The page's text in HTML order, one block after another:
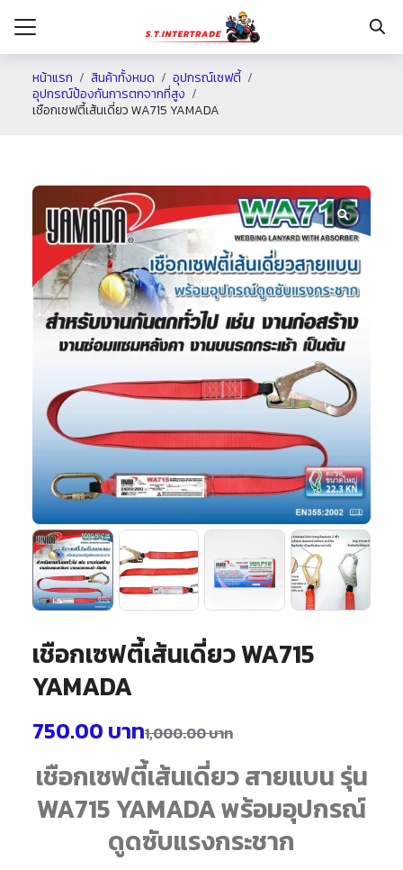
หน้าแรก สินค้าทั้งหมด
อุปกรณ์เซฟตี้
อุปกรณ์ป้องกันการตกจากที่สูง
เชือกเซฟตี้เส้นเดี่ยว WA715 YAMADA
เชือกเซฟตี้เส้นเดี่ยว WA715
YAMADA
1,000.00บาท
750.00 บาท
เชือกเซฟตี้เส้นเดี่ยว สายแบน รุ่น
WA715 YAMADA พร้อมอุปกรณ์
ดูดซับแรงกระชาก